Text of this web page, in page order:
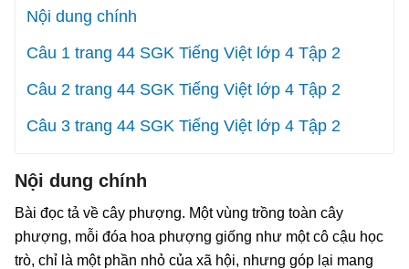
Nội dung chính
Câu 1 trang 44 SGK Tiếng Việt lớp 4 Tập 2
Câu 2 trang 44 SGK Tiếng Việt lớp 4 Tập 2
Câu 3 trang 44 SGK Tiếng Việt lớp 4 Tập 2
Nội dung chính
Bài đọc tả về cây phượng. Một vùng trồng toàn cây
phượng, mỗi đóa hoa phượng giống như một cô cậu học
trò, chỉ là một phần nhỏ của xã hội, nhưng góp lại mang